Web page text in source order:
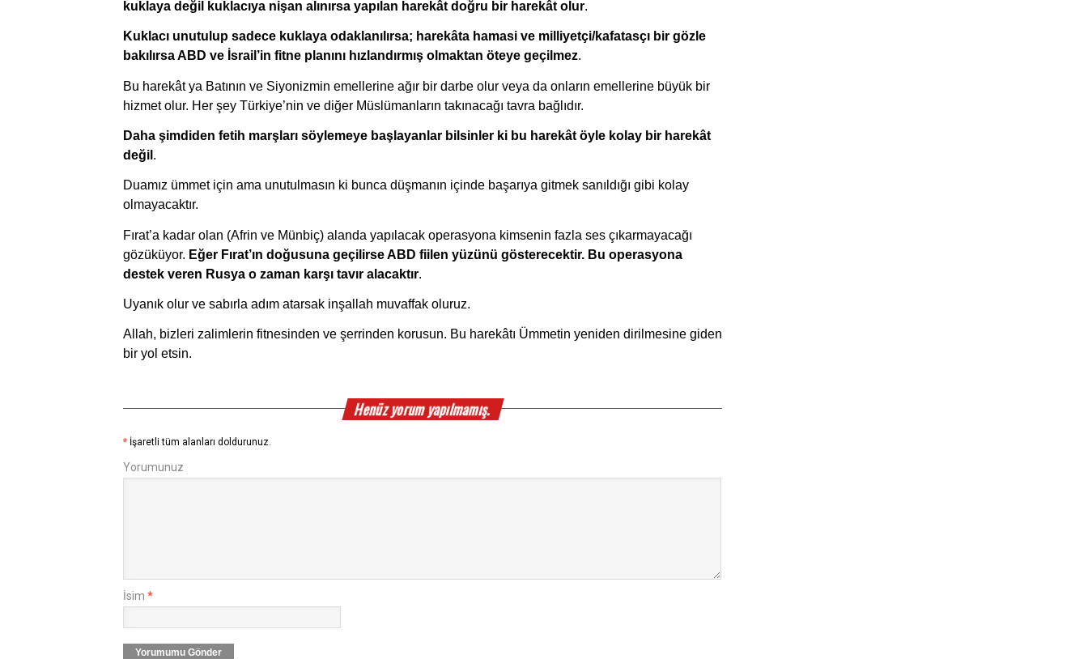
kuklaya değil kuklacıya nişan alınırsa yapılan harekât doğru bir harekât olur.
Kuklacı unutulup sadece kuklaya odaklanılırsa; harekâta hamasi ve milliyetçi/kafatasçı bir gözle
bakılırsa ABD ve İsrail’in fitne planını hızlandırmış olmaktan öteye geçilmez.
Bu harekât ya Batının ve Siyonizmin emellerine ağır bir darbe olur veya da onların emellerine büyük bir
hizmet olur. Her şey Türkiye’nin ve diğer Müslümanların takınacağı tavra bağlıdır.
Daha şimdiden fetih marşları söylemeye başlayanlar bilsinler ki bu harekât öyle kolay bir harekât
değil .
Duamız ümmet için ama unutulmasın ki bunca düşmanın içinde başarıya gitmek sanıldığı gibi kolay
olmayacaktır.
Fırat’a kadar olan (Afrin ve Münbiç) alanda yapılacak operasyona kimsenin fazla ses çıkarmayacağı
gözüküyor. Eğer Fırat’ın doğusuna geçilirse ABD fiilen yüzünü gösterecektir. Bu operasyona
destek veren Rusya o zaman karşı tavır alacaktır.
Uyanık olur ve sabırla adım atarsak inşallah muvaffak oluruz.
Allah, bizleri zalimlerin fitnesinden ve şerrinden korusun. Bu harekâtı Ümmetin yeniden dirilmesine giden
bir yol etsin.
Henüz yorum yapılmamış.
* İşaretli tüm alanları doldurunuz.
Yorumunuz
İsim *
Yorumumu Gönder